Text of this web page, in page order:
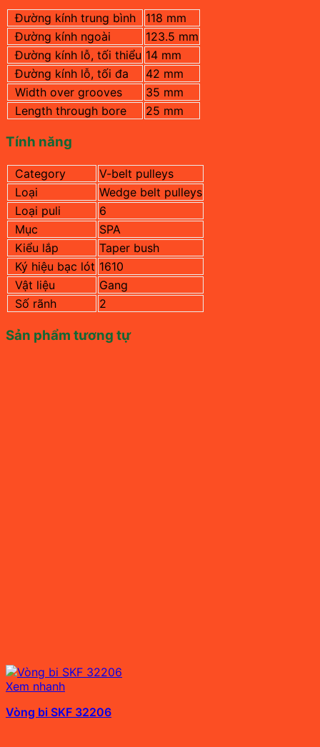
Đường kính trung bình
118 mm
Đường kính ngoài
123.5 mm
Đường kính lỗ, tối thiểu 14 mm
Đường kính lỗ, tối đa
42 mm
Width over grooves
35 mm
Length through bore
25 mm
Tính năng
Category
V-belt pulleys
Loại
Wedge belt pulleys
Loại puli
6
Mục
SPA
Kiểu lắp
Taper bush
Ký hiệu bạc lót 1610
Vật liệu
Gang
Số rãnh
2
Sản phẩm tương tự
Xem nhanh
Vòng bi SKF 32206